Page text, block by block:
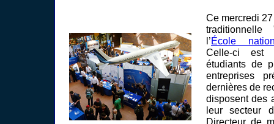
Ce mercredi
l’École
Celle-ci est
étudiants de
entreprises
dernières de
disposent des
leur secteur
Directeur de